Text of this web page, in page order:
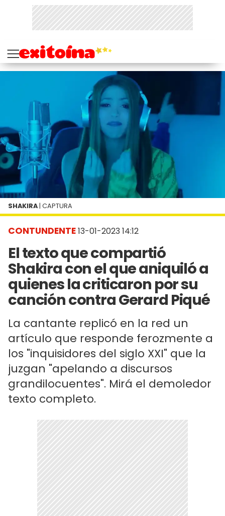
CONTUNDENTE13-01-2023 14:12
El texto que compartió
Shakira con el que aniquiló a
quienes la criticaron por su
canción contra Gerard Piqué
La cantante replicó en la red un
artículo que responde ferozmente a
los "inquisidores del siglo XXI" que la
juzgan "apelando a discursos
grandilocuentes". Mirá el demoledor
texto completo.
SHAKIRA | CAPTURA